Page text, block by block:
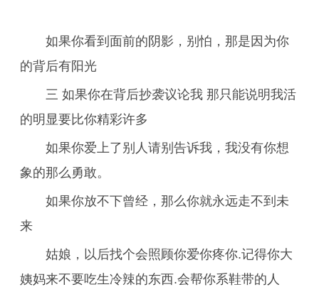
如果你看到面前的阴影，别怕，那是因为你
的背后有阳光
三 如果你在背后抄袭议论我 那只能说明我活
的明显要比你精彩许多
如果你爱上了别人请别告诉我，我没有你想
象的那么勇敢。
如果你放不下曾经，那么你就永远走不到未
来
姑娘，以后找个会照顾你爱你疼你.记得你大
姨妈来不要吃生冷辣的东西.会帮你系鞋带的人